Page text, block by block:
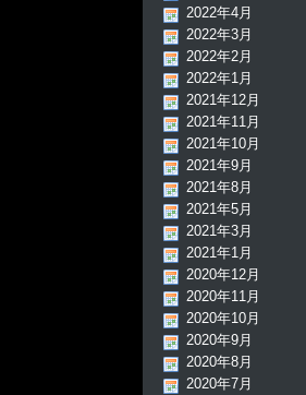
2022年4月
2022年3月
2022年2月
2022年1月
2021年12月
2021年11月
2021年10月
2021年9月
2021年8月
2021年5月
2021年3月
2021年1月
2020年12月
2020年11月
2020年10月
2020年9月
2020年8月
2020年7月